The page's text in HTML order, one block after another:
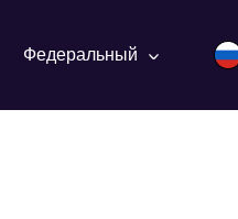
Федеральный